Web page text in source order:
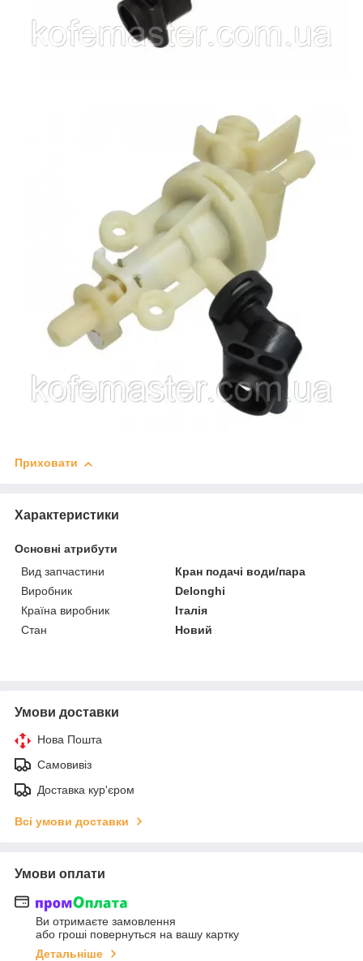
Приховати
Характеристики
Основні атрибути
Вид запчастини
Кран подачі води/пара
Виробник
Delonghi
Країна виробник
Італія
Стан
Новий
Умови доставки
Нова Пошта
Самовивіз
Доставка кур'єром
Всі умови доставки
Умови оплати
Ви отримаєте замовлення
або гроші повернуться на вашу картку
Детальніше